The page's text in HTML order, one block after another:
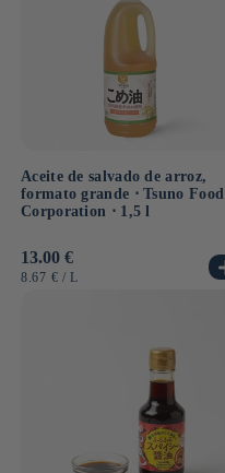
Aceite de salvado de arroz,
formato grande ⋅ Tsuno Food
Corporation ⋅ 1,5 l
Precio
habitual
13.00 €
PRECIO
8.67 € / POR
L